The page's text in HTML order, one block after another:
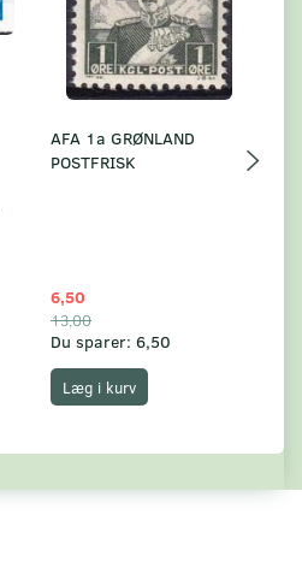
AFA 1a GRØNLAND
POSTFRISK
6,50
13,00
Du sparer: 6,50
Læg i kurv